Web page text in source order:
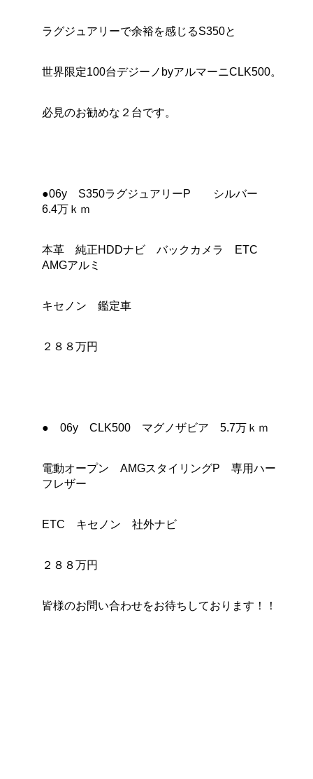
ラグジュアリーで余裕を感じるS350と
世界限定100台デジーノbyアルマーニCLK500。
必見のお勧めな２台です。
●06y S350ラグジュアリーP シルバー
6.4万ｋｍ
本革 純正HDDナビ バックカメラ ETC
AMGアルミ
キセノン 鑑定車
２８８万円
● 06y CLK500 マグノザビア 5.7万ｋｍ
電動オープン AMGスタイリングP 専用ハー
フレザー
ETC キセノン 社外ナビ
２８８万円
皆様のお問い合わせをお待ちしております！！